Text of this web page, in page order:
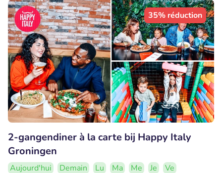
35% réduction
2-gangendiner à la carte bij Happy Italy
Groningen
Aujourd'hui Demain Lu Ma Me Je
Ve